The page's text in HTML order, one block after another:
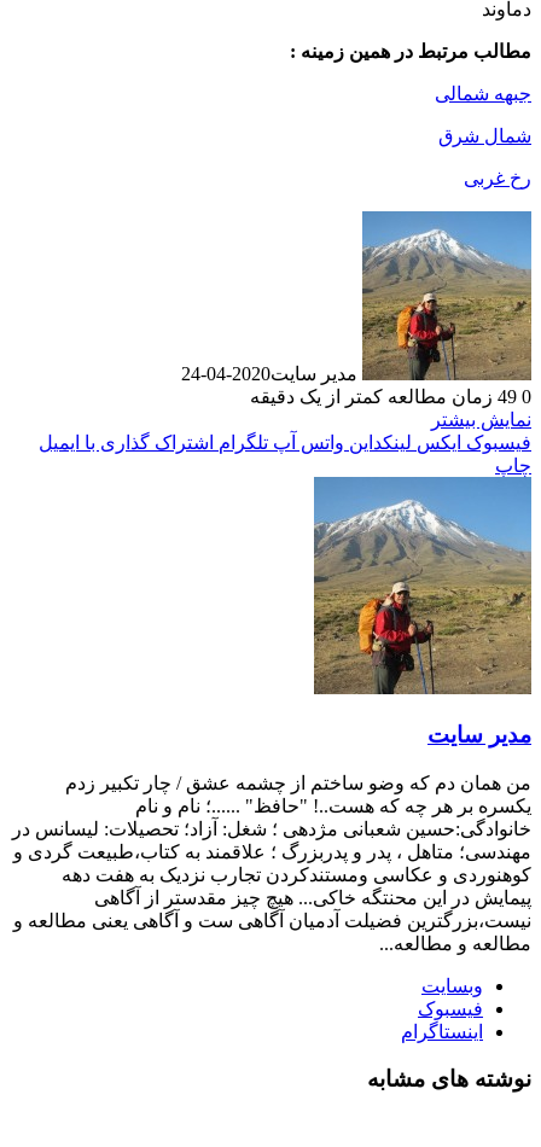
دماوند
مطالب مرتبط در همین زمینه :
جبهه شمالی
شمال شرق
رخ غربی
مدیر سایت2020-04-24
0
زمان مطالعه کمتر از یک دقیقه
نمایش بیشتر
فیسبوک ایکس لینکداین واتس آپ تلگرام اشتراک گذاری با ایمیل
چاپ
مدیر سایت
من همان دم که وضو ساختم از چشمه عشق / چار تکبیر زدم
یکسره بر هر چه که هست..! "حافظ" ......؛ نام و نام
خانوادگی:حسین شعبانی مژدهی ؛ شغل: آزاد؛ تحصیلات: لیسانس در
مهندسی؛ متاهل ، پدر و پدربزرگ ؛ علاقمند به کتاب،طبیعت گردی و
کوهنوردی و عکاسی ومستندکردن تجارب نزدیک به هفت دهه
پیمایش در این محنتگه خاکی... هیچ چیز مقدستر از آگاهی
نیست،بزرگترین فضیلت آدمیان آگاهی ست و آگاهی یعنی مطالعه و
مطالعه و مطالعه...
وبسایت
فیسبوک
اینستاگرام
نوشته های مشابه